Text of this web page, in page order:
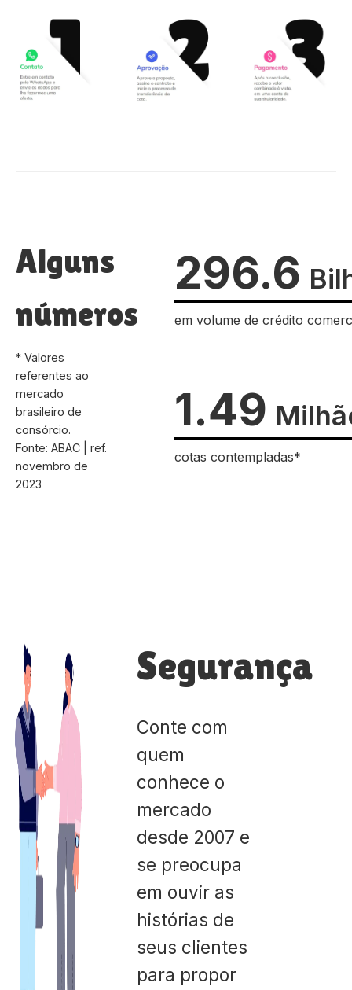
Alguns
números
* Valores
referentes ao
mercado
brasileiro de
consórcio.
Fonte: ABAC | ref.
novembro de
2023
296.6
em volume de crédito
1.49
cotas contempladas*
Segurança
Conte com
quem
conhece o
mercado
desde 2007 e
se preocupa
em ouvir as
histórias de
seus clientes
para propor